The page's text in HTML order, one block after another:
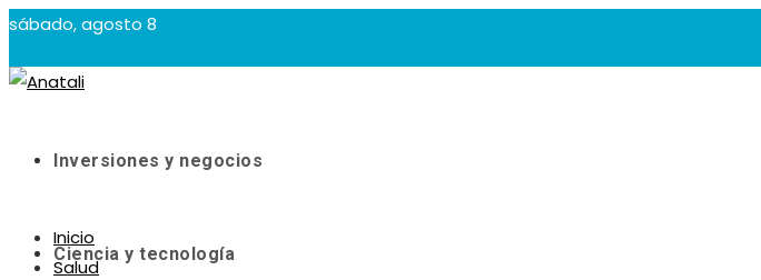
sábado, agosto 8
Inversiones y negocios
Ciencia y tecnología
Inicio
Salud